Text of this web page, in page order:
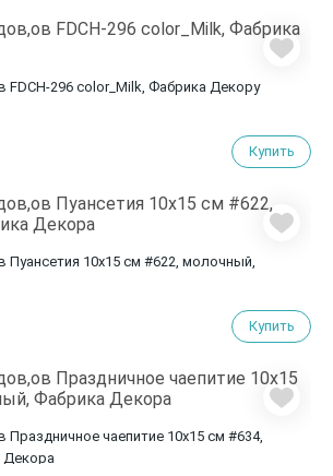
FDCH-296 color_Milk, Фабрика Декору
Купить
Пуансетия 10х15 см #622, молочный,
Купить
чаепитие 10х15 см #634,
Декора